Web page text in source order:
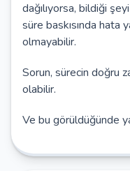
dağılıyorsa, bildiği
süre baskısında hata
olmayabilir.
Sorun, sürecin doğru
olabilir.
Ve bu görüldüğünde